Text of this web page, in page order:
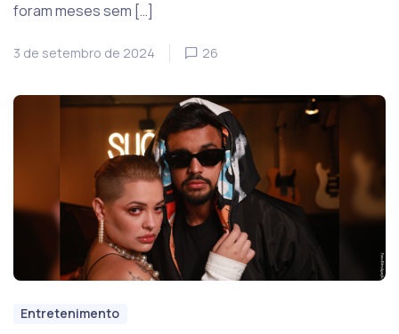
foram meses sem […]
3 de setembro de 2024 26
Entretenimento